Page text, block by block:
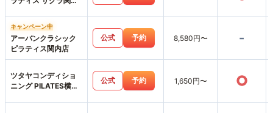
キャンペーン中
アーバンクラシック
ピラティス関内店
公式 予約 8,580円〜 -
ツタヤコンディショ
ニング PILATES横浜
公式 予約 1,650円〜 ○